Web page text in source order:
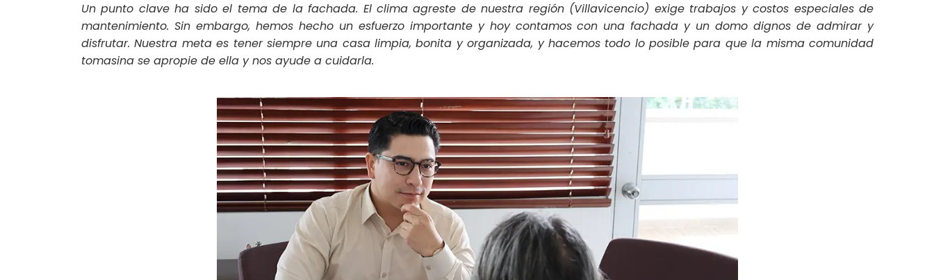
Un punto clave ha sido el tema de la fachada. El clima agreste de nuestra región (Villavicencio) exige trabajos y costos especiales de
mantenimiento. Sin embargo, hemos hecho un esfuerzo importante y hoy contamos con una fachada y un domo dignos de admirar y
disfrutar. Nuestra meta es tener siempre una casa limpia, bonita y organizada, y hacemos todo lo posible para que la misma comunidad
tomasina se apropie de ella y nos ayude a cuidarla.